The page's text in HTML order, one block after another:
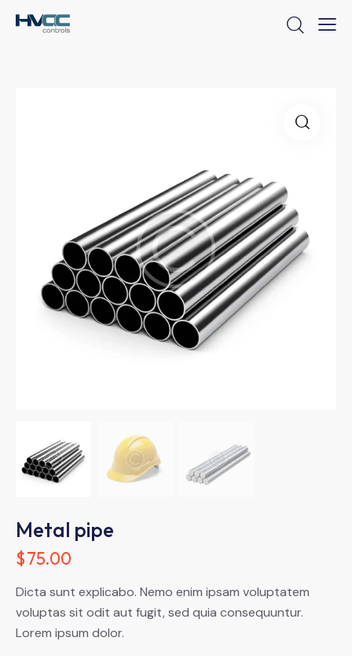
Metal pipe
$75.00
Dicta sunt explicabo. Nemo enim ipsam voluptatem
voluptas sit odit aut fugit, sed quia consequuntur.
Lorem ipsum dolor.